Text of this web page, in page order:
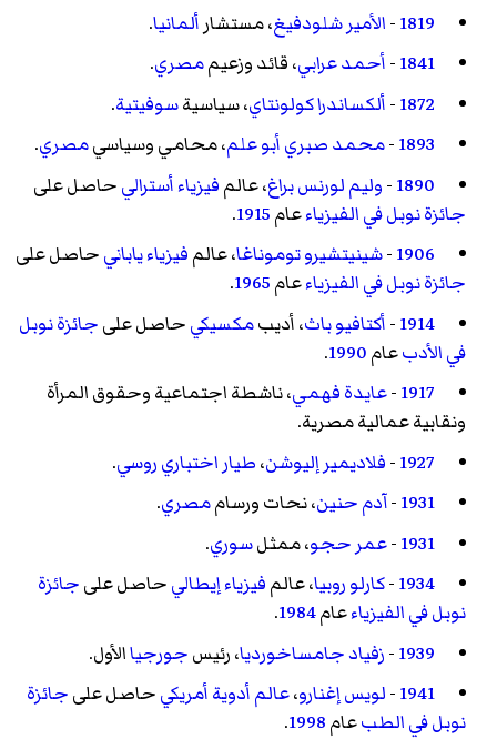
1819
-الأمير شلودفيغ، مستشار ألمانيا.
1841
-أحمد عرابي، قائد وزعيممصري.
1872
-ألكساندرا كولونتاي، سياسيةسوفيتية.
1893
-محمد صبري أبو علم، محامي وسياسيمصري.
1890
-وليم لورنس براغ، عالمفيزياءأستراليحاصل على
جائزة نوبل في الفيزياءعام1915
.
1906
-شينيتشيرو توموناغا، عالمفيزياءيابانيحاصل على
جائزة نوبل في الفيزياءعام1965
.
1914
-أكتافيو باث، أديبمكسيكيحاصل علىجائزة نوبل
في الأدبعام1990
.
1917
-عايدة فهمي، ناشطة اجتماعية وحقوق المرأة
ونقابية عمالية مصرية.
1927
-فلاديمير إليوشن،طيار اختباريروسي.
1931
-آدم حنين، نحات ورساممصري.
1931
-عمر حجو، ممثلسوري.
1934
-كارلو روبيا، عالمفيزياءإيطاليحاصل علىجائزة
نوبل في الفيزياءعام1984
.
1939
-زفياد جامساخورديا، رئيسجورجياالأول.
1941
-لويس إغنارو،عالم أدويةأمريكيحاصل علىجائزة
نوبل في الطبعام1998
.